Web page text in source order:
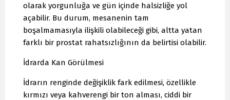
olarak yorgunluğa ve gün içinde halsizliğe yol
açabilir. Bu durum, mesanenin tam
boşalmamasıyla ilişkili olabileceği gibi, altta yatan
farklı bir prostat rahatsızlığının da belirtisi olabilir.
İdrarda Kan Görülmesi
İdrarın renginde değişiklik fark edilmesi, özellikle
kırmızı veya kahverengi bir ton alması, ciddi bir